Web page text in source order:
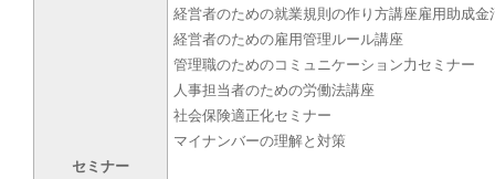
セミナー
経営者のための就業規則の作り方講座雇用助成金
経営者のための雇用管理ルール講座
管理職のためのコミュニケーション力セミナー
人事担当者のための労働法講座
社会保険適正化セミナー
マイナンバーの理解と対策